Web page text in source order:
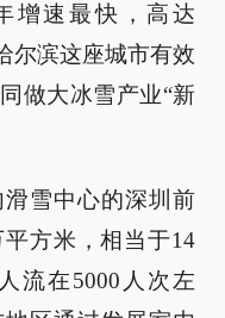
增速最快，高达
尔滨这座城市有效
做大冰雪产业“新
雪中心的深圳前
方米，相当于14
流在5000人次左